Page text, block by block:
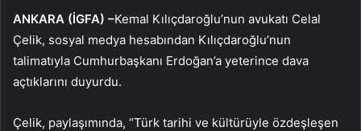
ANKARA (İGFA) –Kemal Kılıçdaroğlu’nun avukatı Celal
Çelik, sosyal medya hesabından Kılıçdaroğlu’nun
talimatıyla Cumhurbaşkanı Erdoğan’a yeterince dava
açtıklarını duyurdu.
Çelik, paylaşımında, “Türk tarihi ve kültürüyle özdeşleşen